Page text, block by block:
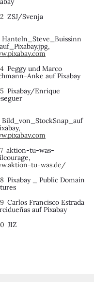
ZSJ/Svenja
Hanteln_Steve_Buissinn
Peggy und Marco
Anke auf Pixabay
Pixabay/Enrique
Bild_von_StockSnap_auf
aktion-tu-was-
tu-was.de/
Pixabay _ Public Domain
Carlos Francisco Estrada
auf Pixabay
JIZ